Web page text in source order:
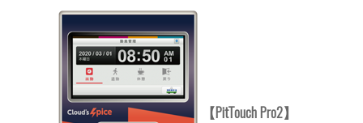
【PitTouch Pro2】